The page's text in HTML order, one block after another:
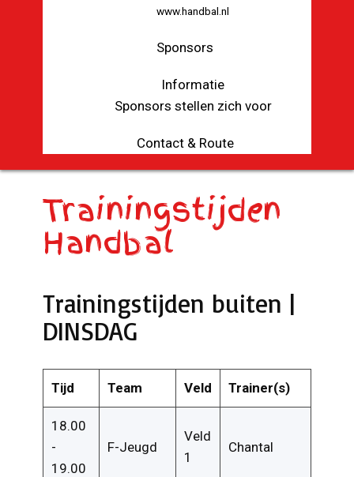
www.handbal.nl
Sponsors
Informatie
Sponsors stellen zich voor
Contact & Route
Trainingstijden
Handbal
Trainingstijden buiten |
DINSDAG
Tijd Team Veld Trainer(s)
18.00
-
19.00
F-Jeugd
Veld
1
Chantal